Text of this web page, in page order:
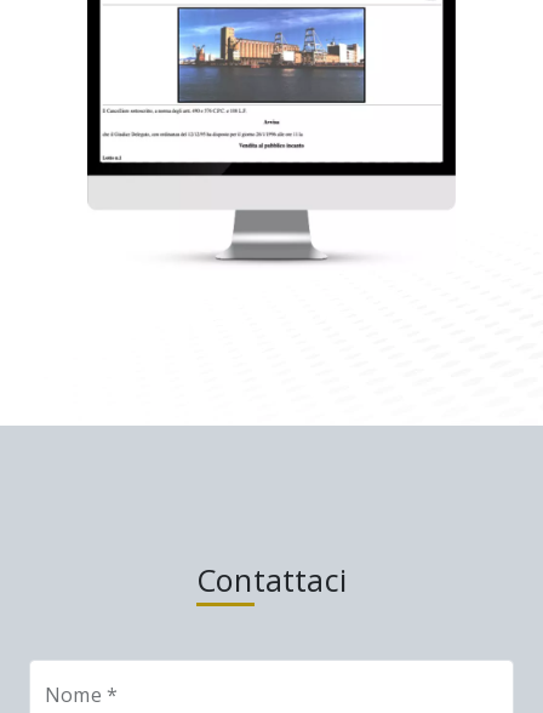
Contattaci
Nome *